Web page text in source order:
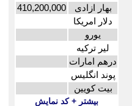
بهار ازادی
410,200,000
دلار امریکا
یورو
لیر ترکیه
درهم امارات
پوند انگلیس
بیت کویین
بیشتر + کد نمایش